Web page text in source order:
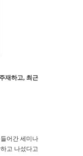
재하고, 최근
들어간 세미나
고 나섰다고